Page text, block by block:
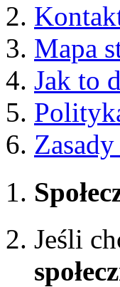
Mapa
Jak to
Jeśli